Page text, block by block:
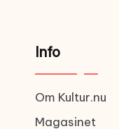
Info
Om Kultur.nu
Magasinet